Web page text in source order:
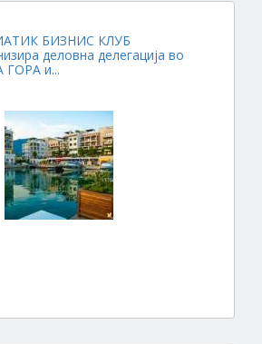
БИЗНИС КЛУБ
деловна делегација во
ГОРА и...